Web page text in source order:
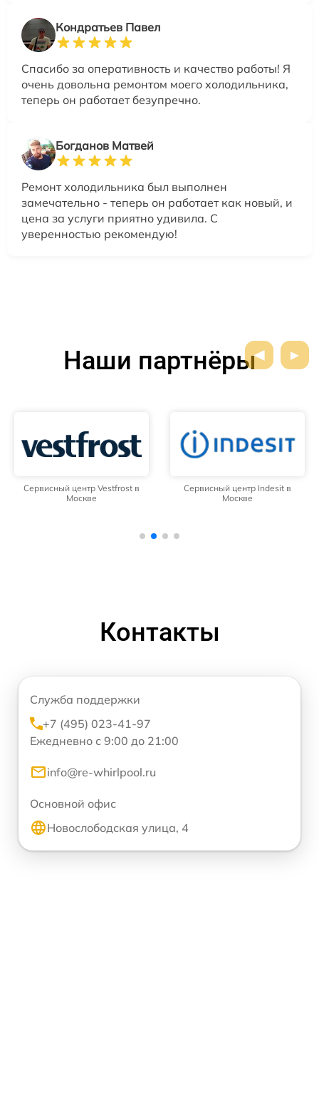
Кондратьев Павел
Спасибо за оперативность и качество работы! Я
очень довольна ремонтом моего холодильника,
теперь он работает безупречно.
Богданов Матвей
Ремонт холодильника был выполнен
замечательно - теперь он работает как новый, и
цена за услуги приятно удивила. С
уверенностью рекомендую!
Наши партнёры
Сервисный центр Vestfrost в
Москве
Сервисный центр Indesit в
Москве
Контакты
Служба поддержки
+7 (495) 023-41-97
Ежедневно с 9:00 до 21:00
info@re-whirlpool.ru
Основной офис
Новослободская улица, 4